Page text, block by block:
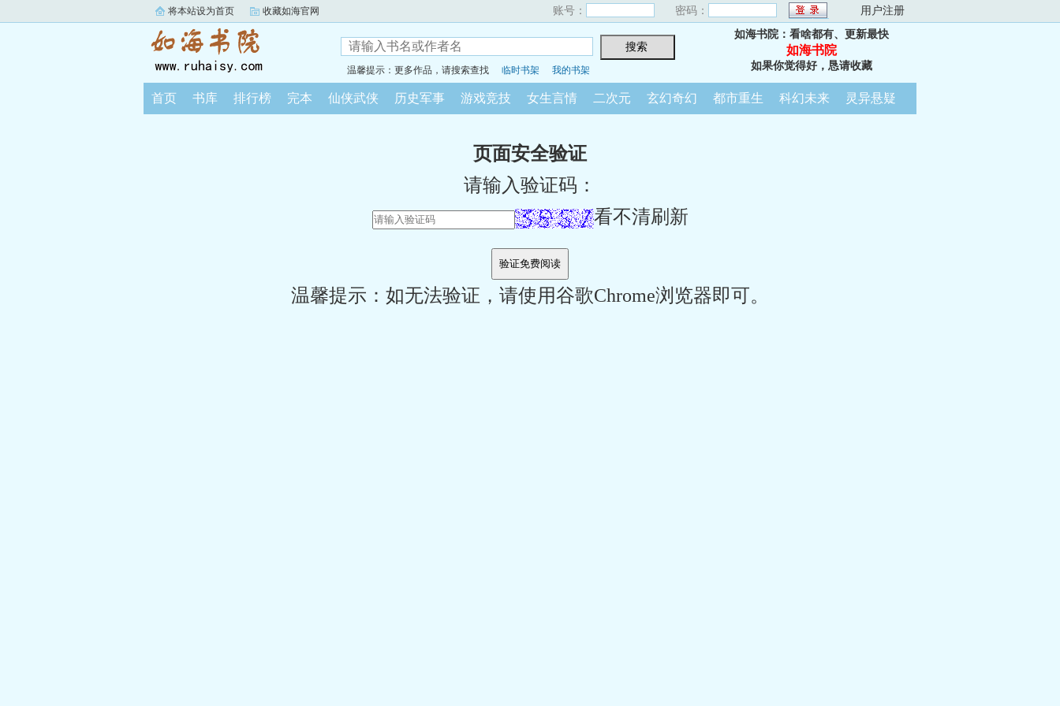
将本站设为首页 收藏如海官网 账号： 密码： 用户注册
温馨提示：更多作品，请搜索查找 临时书架 我的书架
如海书院：看啥都有、更新最快
如海书院
如果你觉得好，恳请收藏
首页 书库 排行榜 完本 仙侠武侠 历史军事 游戏竞技 女生言情 二次元 玄幻奇幻 都市重生 科幻未来 灵异悬疑
页面安全验证
请输入验证码：
看不清刷新
温馨提示：如无法验证，请使用谷歌Chrome浏览器即可。